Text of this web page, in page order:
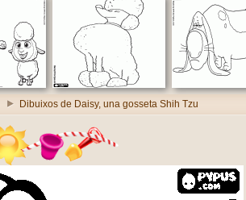
Dibuixos de Daisy, una gosseta Shih Tzu